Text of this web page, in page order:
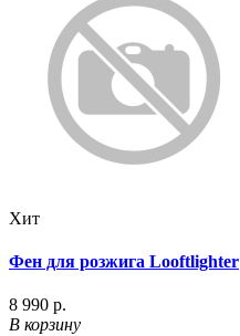
Хит
Фен для розжига Looftlighter
8 990 р.
В корзину